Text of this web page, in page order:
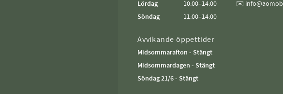
Lördag
10:00–14:00
Söndag
11:00–14:00
Avvikande öppettider
Midsommarafton - Stängt
Midsommardagen - Stängt
Söndag 21/6 - Stängt
✉️